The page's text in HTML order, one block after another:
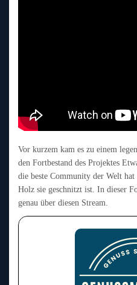
Vor kurzem kam es zu einem
den Fortbestand des Projektes
die beste Community der Welt
Holz sie geschnitzt ist. In dieser
genau über diesen Stream.